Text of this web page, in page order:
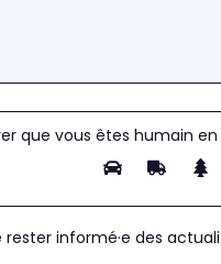
que vous êtes humain
informé·e des